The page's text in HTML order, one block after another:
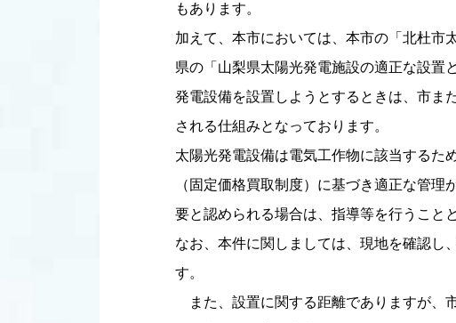
もあります。
加えて、本市においては、本市の「北杜市
県の「山梨県太陽光発電施設の適正な設置
発電設備を設置しようとするときは、市ま
される仕組みとなっております。
太陽光発電設備は電気工作物に該当するた
（固定価格買取制度）に基づき適正な管
要と認められる場合は、指導等を行うこと
なお、本件に関しましては、現地を確認し
す。
また、設置に関する距離でありますが、